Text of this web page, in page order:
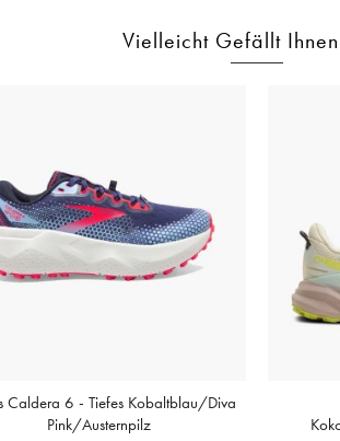
Vielleicht Gefällt
Caldera 6 - Tiefes Kobaltblau/Diva
Pink/Austernpilz